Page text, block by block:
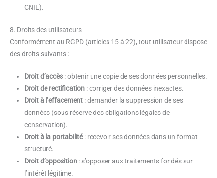
CNIL).
8. Droits des utilisateurs
Conformément au RGPD (articles 15 à 22), tout utilisateur dispose
des droits suivants :
Droit d’accès : obtenir une copie de ses données personnelles.
Droit de rectification : corriger des données inexactes.
Droit à l’effacement : demander la suppression de ses
données (sous réserve des obligations légales de
conservation).
Droit à la portabilité: recevoir ses données dans un format
structuré.
Droit d’opposition : s’opposer aux traitements fondés sur
l’intérêt légitime.